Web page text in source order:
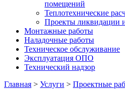
помещений
Теплотехнические
Проекты ликвидации
Монтажные работы
Наладочные работы
Техническое обслуживание
Эксплуатация ОПО
Технический надзор
Главная > Услуги > Проектные